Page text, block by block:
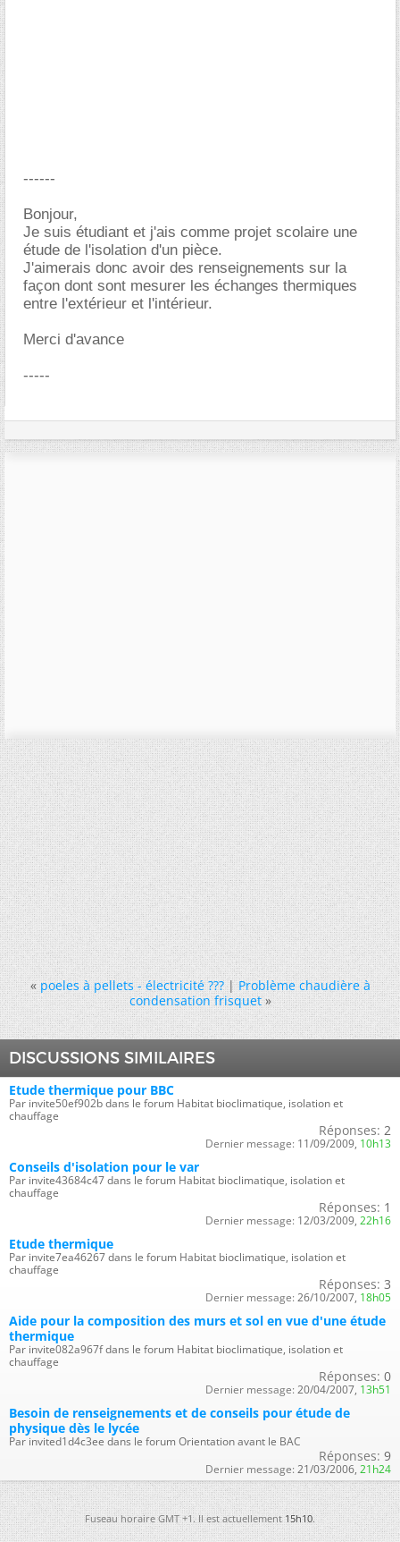
------
Bonjour,
Je suis étudiant et j'ais comme projet scolaire une
étude de l'isolation d'un pièce.
J'aimerais donc avoir des renseignements sur la
façon dont sont mesurer les échanges thermiques
entre l'extérieur et l'intérieur.
Merci d'avance
-----
« poeles à pellets - électricité ???|Problème chaudière à
condensation frisquet »
DISCUSSIONS SIMILAIRES
Etude thermique pour BBC
Par invite50ef902b dans le forum Habitat bioclimatique, isolation et
chauffage
Réponses: 2
Dernier message: 11/09/2009, 10h13
Conseils d'isolation pour le var
Par invite43684c47 dans le forum Habitat bioclimatique, isolation et
chauffage
Réponses: 1
Dernier message: 12/03/2009, 22h16
Etude thermique
Par invite7ea46267 dans le forum Habitat bioclimatique, isolation et
chauffage
Réponses: 3
Dernier message: 26/10/2007, 18h05
Aide pour la composition des murs et sol en vue d'une étude
thermique
Par invite082a967f dans le forum Habitat bioclimatique, isolation et
chauffage
Réponses: 0
Dernier message: 20/04/2007, 13h51
Besoin de renseignements et de conseils pour étude de
physique dès le lycée
Par invited1d4c3ee dans le forum Orientation avant le BAC
Réponses: 9
Dernier message: 21/03/2006, 21h24
Fuseau horaire GMT +1. Il est actuellement15h10.